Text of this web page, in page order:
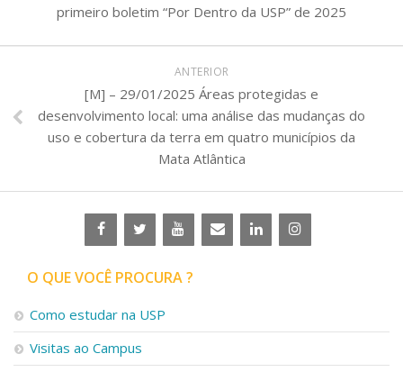
primeiro boletim “Por Dentro da USP” de 2025
ANTERIOR
[M] – 29/01/2025 Áreas protegidas e
desenvolvimento local: uma análise das mudanças do
uso e cobertura da terra em quatro municípios da
Mata Atlântica
O QUE VOCÊ PROCURA ?
Como estudar na USP
Visitas ao Campus